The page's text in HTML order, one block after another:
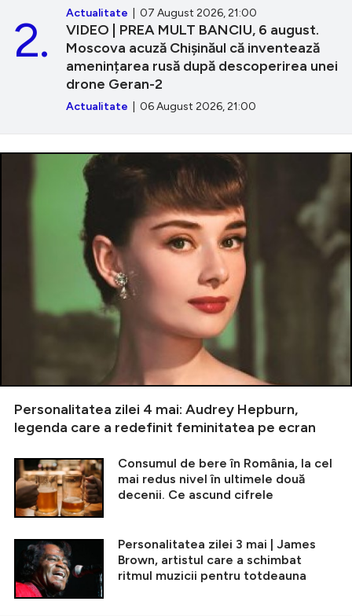
Actualitate | 07 August 2026, 21:00
VIDEO | PREA MULT BANCIU, 6 august.
Moscova acuză Chișinăul că inventează
amenințarea rusă după descoperirea unei
drone Geran-2
Actualitate | 06 August 2026, 21:00
2.
Personalitatea zilei 4 mai: Audrey Hepburn,
legenda care a redefinit feminitatea pe ecran
Consumul de bere în România, la cel
mai redus nivel în ultimele două
decenii. Ce ascund cifrele
Personalitatea zilei 3 mai | James
Brown, artistul care a schimbat
ritmul muzicii pentru totdeauna